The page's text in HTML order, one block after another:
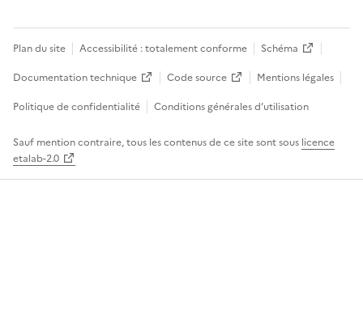
Plan du site Accessibilité : totalement conforme
Schéma
Documentation technique
Code source
Mentions légales
Politique de confidentialité
Conditions générales d’utilisation
Sauf mention contraire, tous les contenus de ce site sont sous licence
etalab-2.0